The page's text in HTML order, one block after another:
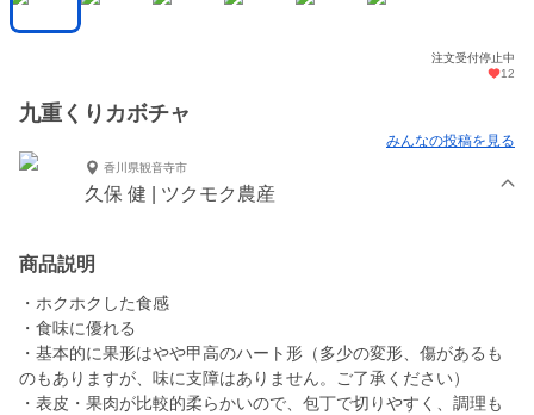
注文受付停止中
12
九重くりカボチャ
みんなの投稿を見る
香川県観音寺市
久保 健 | ツクモク農産
商品説明
・ホクホクした食感
・食味に優れる
・基本的に果形はやや甲高のハート形（多少の変形、傷があるも
のもありますが、味に支障はありません。ご了承ください）
・表皮・果肉が比較的柔らかいので、包丁で切りやすく、調理も